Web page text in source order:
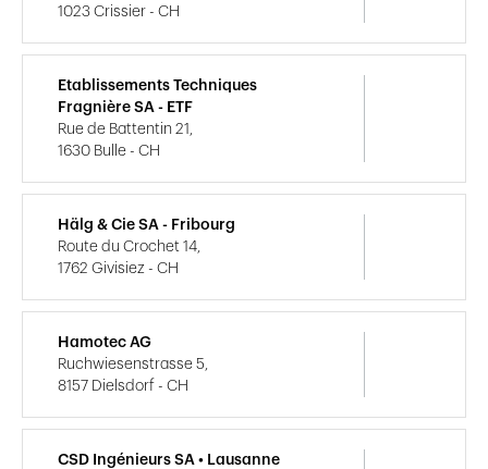
1023 Crissier - CH
Etablissements Techniques
Fragnière SA - ETF
Rue de Battentin 21,
1630 Bulle - CH
Hälg & Cie SA - Fribourg
Route du Crochet 14,
1762 Givisiez - CH
Hamotec AG
Ruchwiesenstrasse 5,
8157 Dielsdorf - CH
CSD Ingénieurs SA • Lausanne